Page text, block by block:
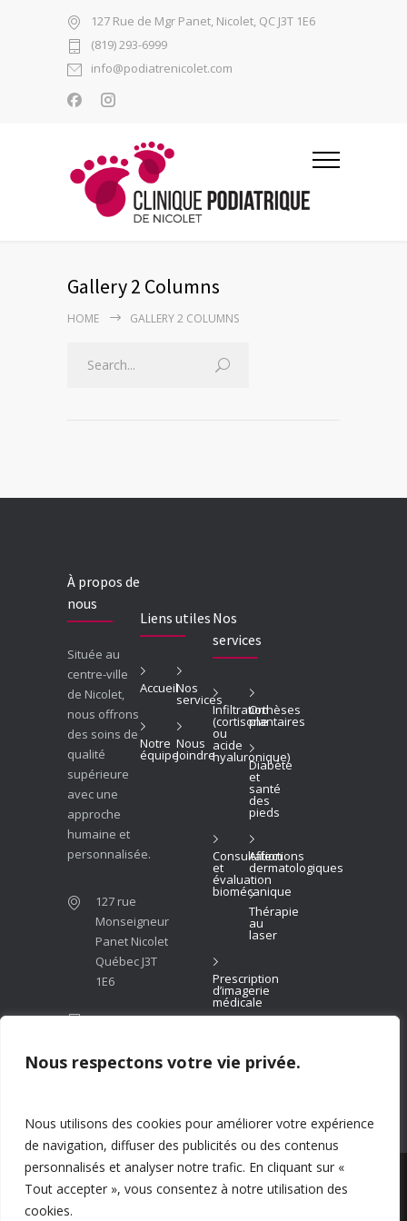
Nous respectons votre vie privée.
Nous utilisons des cookies pour améliorer votre expérience
de navigation, diffuser des publicités ou des contenus
personnalisés et analyser notre trafic. En cliquant sur «
Tout accepter », vous consentez à notre utilisation des
cookies.
127 Rue de Mgr Panet, Nicolet, QC J3T 1E6
(819) 293-6999
info@podiatrenicolet.com
Gallery 2 Columns
HOME GALLERY 2 COLUMNS
À propos de
nous
Située au
centre-ville
de Nicolet,
nous offrons
des soins de
qualité
supérieure
avec une
approche
humaine et
personnalisée.
127 rue
Monseigneur
Panet Nicolet
Québec J3T
1E6
(819)
6999
Liens utiles
AccueilNos
services
Notre
équipe
Nous
Joindre
Nos
services
Infiltration
(cortisone
ou
acide
hyaluronique)
Orthèses
plantaires
Diabète
et
santé
des
pieds
Consultation
et
évaluation
biomécanique
Affections
dermatologiques
Thérapie
au
laser
Prescription
d’imagerie
médicale
© 2026 Clinique podiatrique de Nicolet. Tous
droits réservés. Propulsé par Patient7.